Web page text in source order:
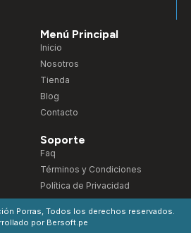
Menú Principal
Inicio
Nosotros
Tienda
Blog
Contacto
Soporte
Faq
Términos y Condiciones
Política de Privacidad
Porras, Todos los derechos reservados.
por Bersoft.pe